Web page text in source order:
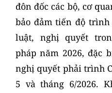
đôn đốc các bộ, cơ
bảo đảm tiến độ
luật, nghị quyết
pháp năm 2026, đặc
nghị quyết phải trình
5 và tháng 6/2026.